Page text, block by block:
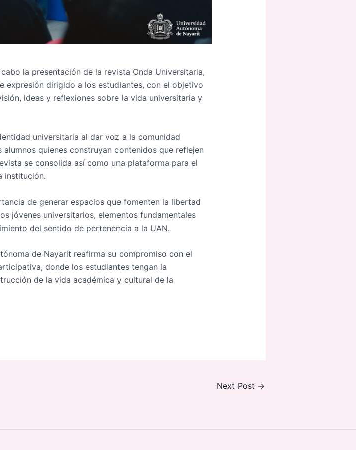
la presentación de la revista Onda Universitaria,
expresión dirigido a los estudiantes, con el objetivo
ideas y reflexiones sobre la vida universitaria y
universitaria al dar voz a la comunidad
quienes construyan contenidos que reflejen
se consolida así como una plataforma para el
institución.
de generar espacios que fomenten la libertad
jóvenes universitarios, elementos fundamentales
del sentido de pertenencia a la UAN.
de Nayarit reafirma su compromiso con el
donde los estudiantes tengan la
de la vida académica y cultural de la
Next Post →